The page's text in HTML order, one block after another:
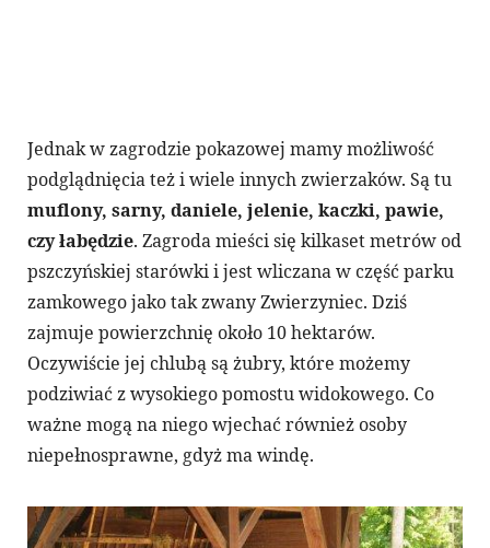
Jednak w zagrodzie pokazowej mamy możliwość
podglądnięcia też i wiele innych zwierzaków. Są tu
muflony, sarny, daniele, jelenie, kaczki, pawie,
czy łabędzie. Zagroda mieści się kilkaset metrów od
pszczyńskiej starówki i jest wliczana w część parku
zamkowego jako tak zwany Zwierzyniec. Dziś
zajmuje powierzchnię około 10 hektarów.
Oczywiście jej chlubą są żubry, które możemy
podziwiać z wysokiego pomostu widokowego. Co
ważne mogą na niego wjechać również osoby
niepełnosprawne, gdyż ma windę.